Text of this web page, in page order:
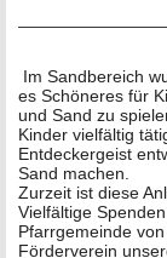
Im Sandbereich
es Schöneres für
und Sand zu
Kinder vielfältig
Entdeckergeist
Sand machen.
Zurzeit ist diese
Vielfältige
Pfarrgemeinde
Förderverein